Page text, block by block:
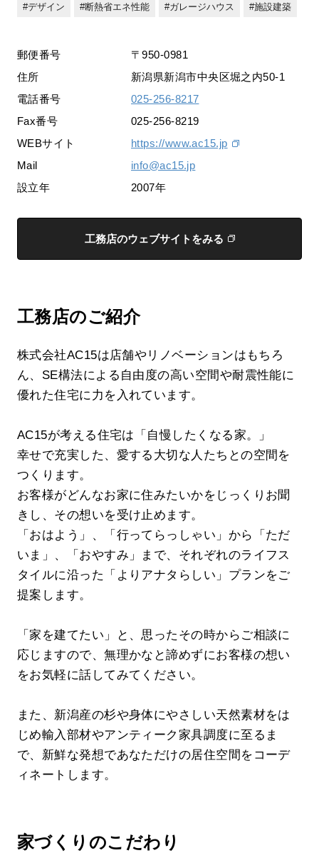
デザイン 断熱省エネ性能 ガレージハウス 施設建築
郵便番号
〒950-0981
住所
新潟県新潟市中央区堀之内50-1
電話番号
025-256-8217
Fax番号
025-256-8219
WEBサイト
https://www.ac15.jp
Mail
info@ac15.jp
設立年
2007年
工務店のウェブサイトをみる
工務店のご紹介
株式会社AC15は店舗やリノベーションはもちろ
ん、SE構法による自由度の高い空間や耐震性能に
優れた住宅に力を入れています。
AC15が考える住宅は「自慢したくなる家。」
幸せで充実した、愛する大切な人たちとの空間を
つくります。
お客様がどんなお家に住みたいかをじっくりお聞
きし、その想いを受け止めます。
「おはよう」、「行ってらっしゃい」から「ただ
いま」、「おやすみ」まで、それぞれのライフス
タイルに沿った「よりアナタらしい」プランをご
提案します。
「家を建てたい」と、思ったその時からご相談に
応じますので、無理かなと諦めずにお客様の想い
をお気軽に話してみてください。
また、新潟産の杉や身体にやさしい天然素材をは
じめ輸入部材やアンティーク家具調度に至るま
で、新鮮な発想であなただけの居住空間をコーデ
ィネートします。
家づくりのこだわり